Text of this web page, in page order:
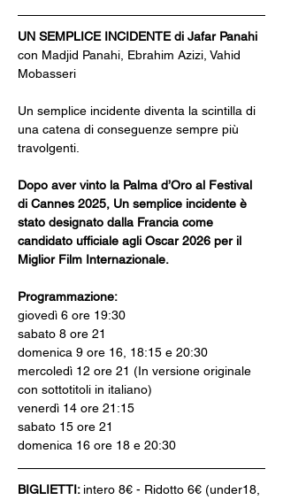
UN SEMPLICE INCIDENTE di Jafar Panahi
con Madjid Panahi, Ebrahim Azizi, Vahid
Mobasseri
Un semplice incidente diventa la scintilla di
una catena di conseguenze sempre più
travolgenti.
Dopo aver vinto la Palma d’Oro al Festival
di Cannes 2025, Un semplice incidente è
stato designato dalla Francia come
candidato ufficiale agli Oscar 2026 per il
Miglior Film Internazionale.
Programmazione:
giovedì 6 ore 19:30
sabato 8 ore 21
domenica 9 ore 16, 18:15 e 20:30
mercoledì 12 ore 21 (In versione originale
con sottotitoli in italiano)
venerdì 14 ore 21:15
sabato 15 ore 21
domenica 16 ore 18 e 20:30
BIGLIETTI: intero 8€ - Ridotto 6€ (under18,